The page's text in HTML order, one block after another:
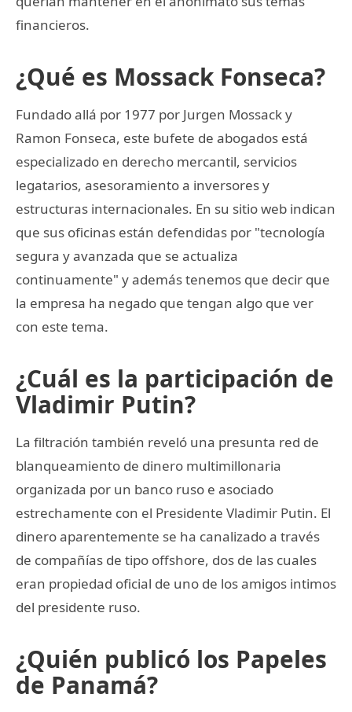
financieros.
¿Qué es Mossack Fonseca?
Fundado allá por 1977 por Jurgen Mossack y
Ramon Fonseca, este bufete de abogados está
especializado en derecho mercantil, servicios
legatarios, asesoramiento a inversores y
estructuras internacionales. En su sitio web indican
que sus oficinas están defendidas por "tecnología
segura y avanzada que se actualiza
continuamente" y además tenemos que decir que
la empresa ha negado que tengan algo que ver
con este tema.
¿Cuál es la participación de
Vladimir Putin?
La filtración también reveló una presunta red de
blanqueamiento de dinero multimillonaria
organizada por un banco ruso e asociado
estrechamente con el Presidente Vladimir Putin. El
dinero aparentemente se ha canalizado a través
de compañías de tipo offshore, dos de las cuales
eran propiedad oficial de uno de los amigos intimos
del presidente ruso.
¿Quién publicó los Papeles
de Panamá?